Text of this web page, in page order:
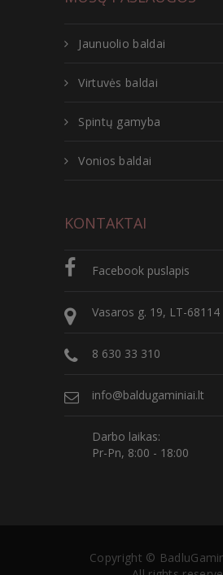
Jaunuolio baldai
Virtuvės baldai
Spintų gamyba
Vonios baldai
KONTAKTAI
Facebook puslapis
Vasaros g. 19, LT-
8 630 33 310
info@baldugaminiai.lt
Darbo laikas:
Pr-Pn, 8:00 - 18:00
Copyright ©